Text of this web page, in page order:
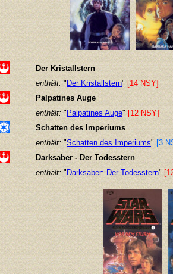
Der Kristallstern
enthält: " Der Kristallstern" [14 NSY]
Palpatines Auge
enthält:"Palpatines Auge" [12 NSY]
Schatten des Imperiums
enthält:"Schatten des Imperiums" [3
Darksaber - Der Todesstern
enthält:" Darksaber: Der Todesstern"